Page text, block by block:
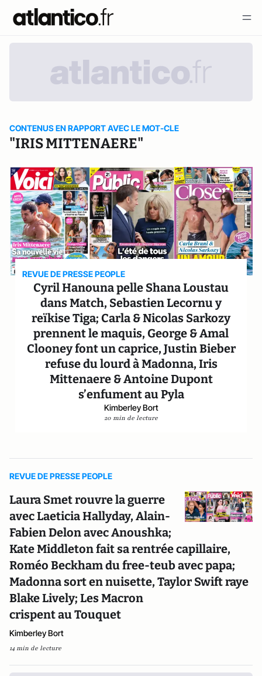
CONTENUS EN RAPPORT AVEC LE MOT-CLE
"IRIS MITTENAERE"
REVUE DE PRESSE PEOPLE
Cyril Hanouna pelle Shana Loustau
dans Match, Sebastien Lecornu y
reïkise Tiga; Carla & Nicolas Sarkozy
prennent le maquis, George & Amal
Clooney font un caprice, Justin Bieber
refuse du lourd à Madonna, Iris
Mittenaere & Antoine Dupont
s’enfument au Pyla
Kimberley Bort
20 min de lecture
REVUE DE PRESSE PEOPLE
Laura Smet rouvre la guerre
avec Laeticia Hallyday, Alain-
Fabien Delon avec Anoushka;
Kate Middleton fait sa rentrée capillaire,
Roméo Beckham du free-teub avec papa;
Madonna sort en nuisette, Taylor Swift raye
Blake Lively; Les Macron
crispent au Touquet
Kimberley Bort
14 min de lecture